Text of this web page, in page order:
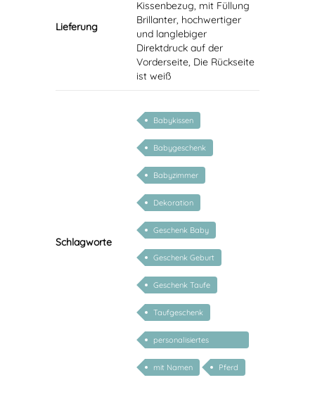
Lieferung
Kissenbezug, mit Füllung
Brillanter, hochwertiger
und langlebiger
Direktdruck auf der
Vorderseite, Die Rückseite
ist weiß
Schlagworte
Babykissen
Babygeschenk
Babyzimmer
Dekoration
Geschenk Baby
Geschenk Geburt
Geschenk Taufe
Taufgeschenk
personalisiertes
Geschenk Baby
mit Namen
Pferd